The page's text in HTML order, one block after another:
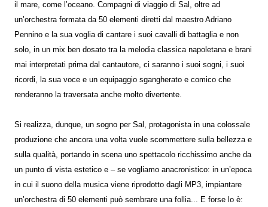
il mare, come l’oceano. Compagni di viaggio di Sal, oltre ad
un’orchestra formata da 50 elementi diretti dal maestro Adriano
Pennino e la sua voglia di cantare i suoi cavalli di battaglia e non
solo, in un mix ben dosato tra la melodia classica napoletana e brani
mai interpretati prima dal cantautore, ci saranno i suoi sogni, i suoi
ricordi, la sua voce e un equipaggio sgangherato e comico che
renderanno la traversata anche molto divertente.
Si realizza, dunque, un sogno per Sal, protagonista in una colossale
produzione che ancora una volta vuole scommettere sulla bellezza e
sulla qualità, portando in scena uno spettacolo ricchissimo anche da
un punto di vista estetico e – se vogliamo anacronistico: in un’epoca
in cui il suono della musica viene riprodotto dagli MP3, impiantare
un’orchestra di 50 elementi può sembrare una follia... E forse lo è: